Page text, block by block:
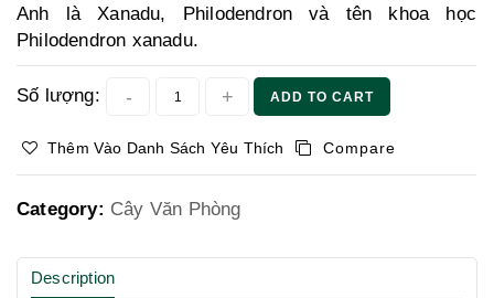
Anh là Xanadu, Philodendron và tên khoa học
Philodendron xanadu.
Số lượng: ADD TO CART
Thêm Vào Danh Sách Yêu Thích Compare
Category: Cây Văn Phòng
Description